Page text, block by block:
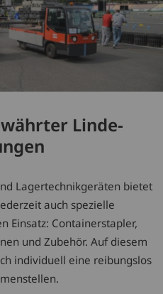
Linde-
Lagertechnikgeräten bietet
auch spezielle
Einsatz: Containerstapler,
und Zubehör. Auf diesem
individuell eine reibungslos